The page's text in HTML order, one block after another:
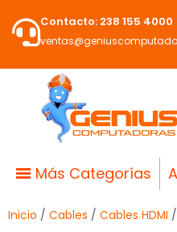
contenido
Contacto: 238 155 4000
Más Categorías
Inicio / Cables / Cables HDMI